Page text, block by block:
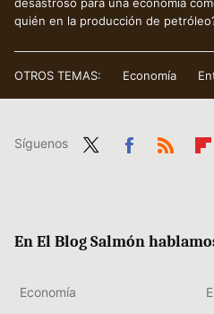
desastroso para una economía
quién en la producción de
OTROS TEMAS: Economía
Síguenos
En El Blog Salmón
Economía